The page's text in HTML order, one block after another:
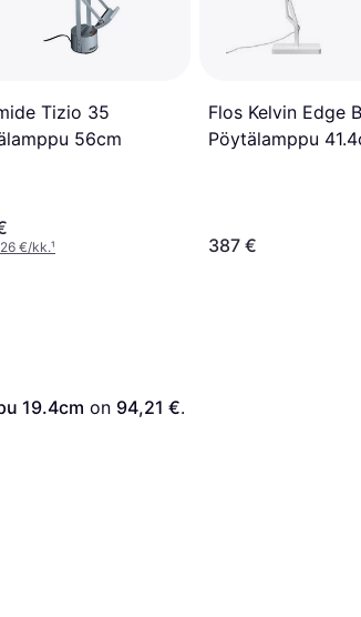
Tizio 35
56cm
€/kk.¹
Flos Kelvin Edge
Pöytälamppu
387 €
19.4cm on 94,21 €.